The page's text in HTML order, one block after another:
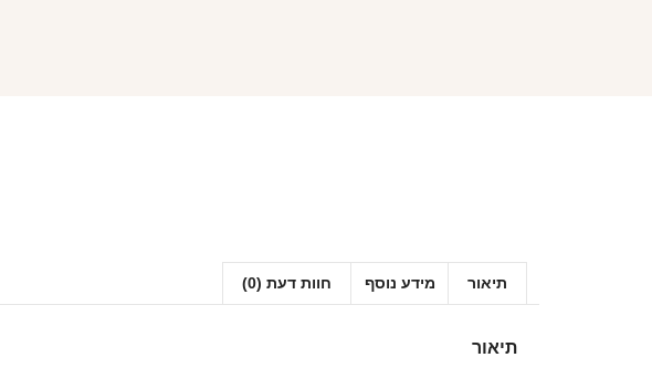
תיאור מידע נוסף חוות דעת (0)
תיאור